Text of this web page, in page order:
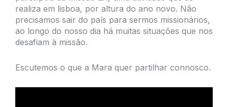
realiza em lisboa, por altura do ano novo. Não
precisamos sair do país para sermos missionários,
ao longo do nosso dia há muitas situações que nos
desafiam à missão.
Escutemos o que a Mara quer partilhar connosco.